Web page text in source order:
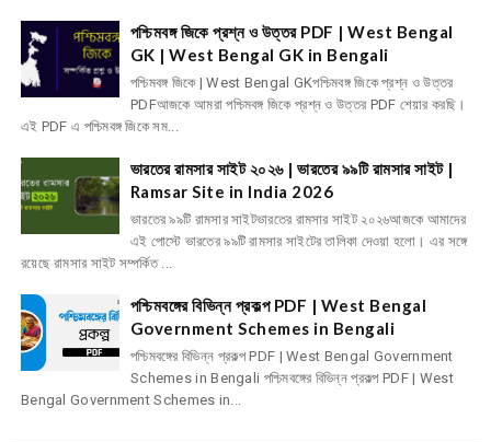
পশ্চিমবঙ্গ জিকে প্রশ্ন ও উত্তর PDF | West Bengal
GK | West Bengal GK in Bengali
পশ্চিমবঙ্গ জিকে | West Bengal GKপশ্চিমবঙ্গ জিকে প্রশ্ন ও উত্তর
PDFআজকে আমরা পশ্চিমবঙ্গ জিকে প্রশ্ন ও উত্তর PDF শেয়ার করছি।
এই PDF এ পশ্চিমবঙ্গ জিকে সম...
ভারতের রামসার সাইট ২০২৬ | ভারতের ৯৯টি রামসার সাইট |
Ramsar Site in India 2026
ভারতের ৯৯টি রামসার সাইটভারতের রামসার সাইট ২০২৬আজকে আমাদের
এই পোস্টে ভারতের ৯৯টি রামসার সাইটের তালিকা দেওয়া হলো। এর সঙ্গে
রয়েছে রামসার সাইট সম্পর্কিত ...
পশ্চিমবঙ্গের বিভিন্ন প্রকল্প PDF | West Bengal
Government Schemes in Bengali
পশ্চিমবঙ্গের বিভিন্ন প্রকল্প PDF | West Bengal Government
Schemes in Bengali পশ্চিমবঙ্গের বিভিন্ন প্রকল্প PDF | West
Bengal Government Schemes in...